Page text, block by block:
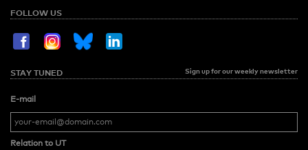
FOLLOW US
STAY TUNED Sign up for our weekly newsletter
E-mail
Relation to UT